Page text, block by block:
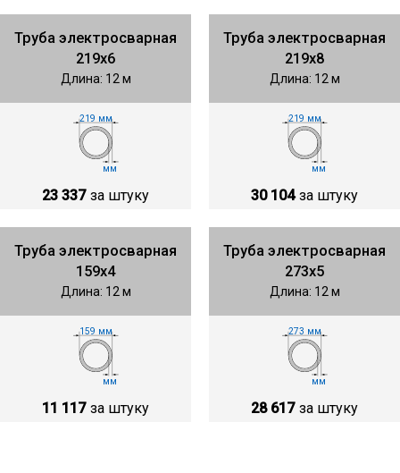
Труба электросварная
219х6
Длина: 12 м
219 мм
мм
23 337 за штуку
Труба электросварная
219х8
Длина: 12 м
219 мм
мм
30 104 за штуку
Труба электросварная
159х4
Длина: 12 м
159 мм
мм
11 117 за штуку
Труба электросварная
273х5
Длина: 12 м
273 мм
мм
28 617 за штуку